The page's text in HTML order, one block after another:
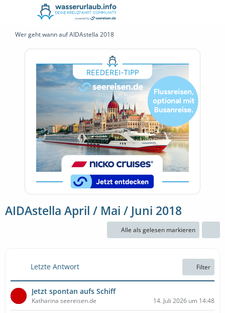
Wer geht wann auf AIDAstella 2018
AIDAstella April / Mai / Juni 2018
Alle als gelesen markieren
Letzte Antwort Filter
Jetzt spontan aufs Schiff
Katharina seereisen.de 14. Juli 2026 um 14:48